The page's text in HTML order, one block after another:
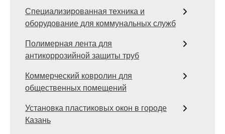
Специализированная техника и
оборудование для коммунальных служб
Полимерная лента для
антикоррозийной защиты труб
Коммерческий ковролин для
общественных помещений
Установка пластиковых окон в городе
Казань